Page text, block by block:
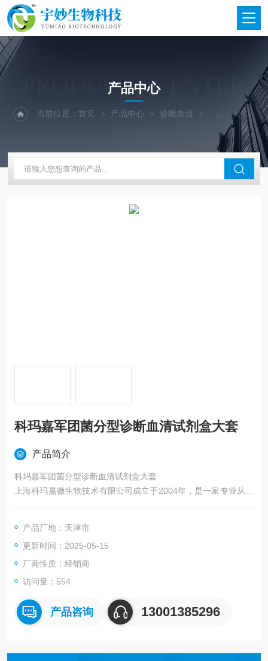
PRODUCTS CENTER
产品中心
当前位置：首页 产品中心 诊断血清 科玛嘉诊断血清
科玛嘉军团菌分型诊断血清试剂盒大套
产品简介
科玛嘉军团菌分型诊断血清试剂盒大套
上海科玛嘉微生物技术有限公司成立于2004年，是一家专业从事
微生物领域产品的研发、生产的企业，其产品包括了预制平板培
括军团菌检验试剂、痰X化液、染色液、菌株等，可广泛应用于
临床检验、科学研究、药品企业的微生物控制、食品企业的微生
物检验等多个领域。
产品厂地：天津市
更新时间：2025-05-15
厂商性质：经销商
访问量：554
产品咨询 13001385296